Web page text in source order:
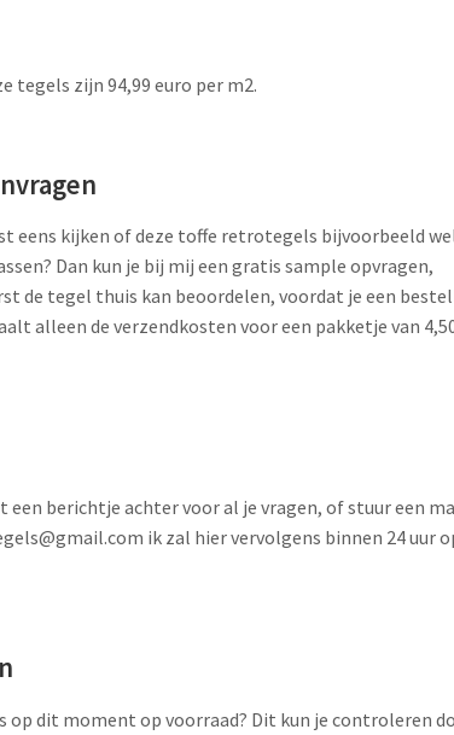
tegels zijn 94,99 euro per m2.
eens kijken of deze toffe retrotegels bijvoorbeeld
Dan kun je bij mij een gratis sample opvragen,
de tegel thuis kan beoordelen, voordat je een
alleen de verzendkosten voor een pakketje van
een berichtje achter voor al je vragen, of stuur een
ik zal hier vervolgens binnen 24 uur
op dit moment op voorraad? Dit kun je controleren